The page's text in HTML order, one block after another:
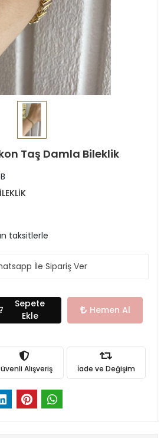
Taş Damla Bileklik
taksitlerle
İle Sipariş Ver
Sepete
Ekle
Hemen Al
Alışveriş İade ve Değişim